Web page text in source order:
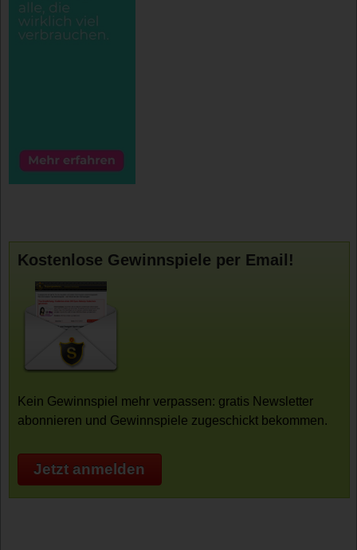
Kostenlose Gewinnspiele per Email!
Kein Gewinnspiel mehr verpassen: gratis Newsletter
abonnieren und Gewinnspiele zugeschickt bekommen.
Jetzt anmelden